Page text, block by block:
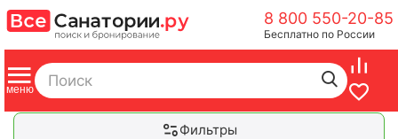
8 800 550-20-85
Бесплатно по России
Фильтры